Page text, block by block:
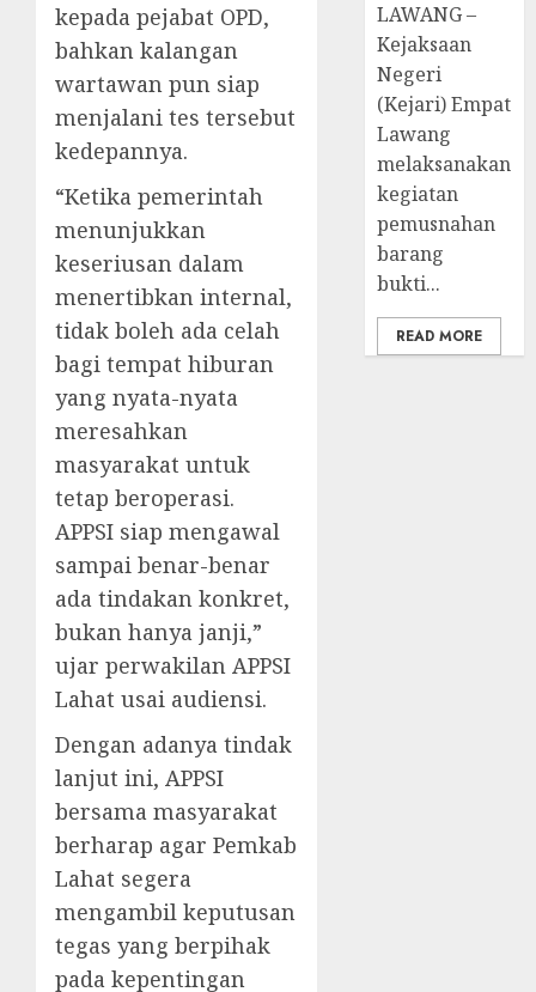
kepada pejabat OPD,
bahkan kalangan
wartawan pun siap
menjalani tes tersebut
kedepannya.
“Ketika pemerintah
menunjukkan
keseriusan dalam
menertibkan internal,
tidak boleh ada celah
bagi tempat hiburan
yang nyata-nyata
meresahkan
masyarakat untuk
tetap beroperasi.
APPSI siap mengawal
sampai benar-benar
ada tindakan konkret,
bukan hanya janji,”
ujar perwakilan APPSI
Lahat usai audiensi.
Dengan adanya tindak
lanjut ini, APPSI
bersama masyarakat
berharap agar Pemkab
Lahat segera
mengambil keputusan
tegas yang berpihak
pada kepentingan
LAWANG –
Kejaksaan
Negeri
(Kejari) Empat
Lawang
melaksanakan
kegiatan
pemusnahan
barang
bukti...
READ MORE